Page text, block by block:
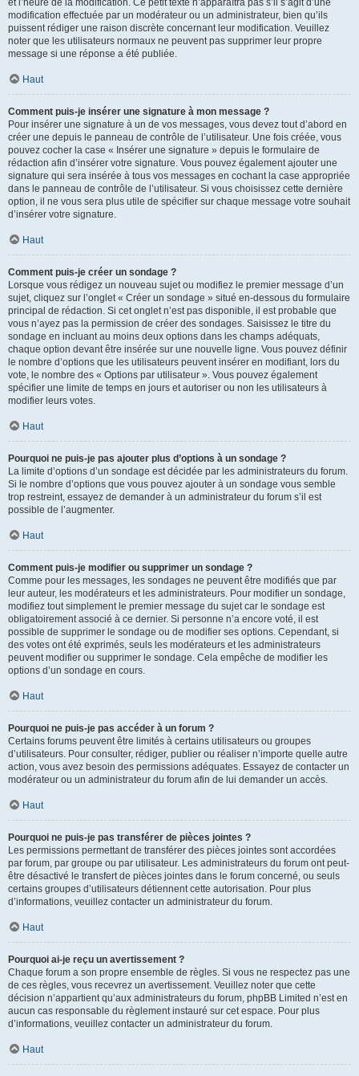
et l’heure de la modification. Ce petit texte n’apparaîtra pas s’il s’agit d’une
modification effectuée par un modérateur ou un administrateur, bien qu’ils
puissent rédiger une raison discrète concernant leur modification. Veuillez
noter que les utilisateurs normaux ne peuvent pas supprimer leur propre
message si une réponse a été publiée.
Haut
Comment puis-je insérer une signature à mon message ?
Pour insérer une signature à un de vos messages, vous devez tout d’abord en
créer une depuis le panneau de contrôle de l’utilisateur. Une fois créée, vous
pouvez cocher la case « Insérer une signature » depuis le formulaire de
rédaction afin d’insérer votre signature. Vous pouvez également ajouter une
signature qui sera insérée à tous vos messages en cochant la case appropriée
dans le panneau de contrôle de l’utilisateur. Si vous choisissez cette dernière
option, il ne vous sera plus utile de spécifier sur chaque message votre souhait
d’insérer votre signature.
Haut
Comment puis-je créer un sondage ?
Lorsque vous rédigez un nouveau sujet ou modifiez le premier message d’un
sujet, cliquez sur l’onglet « Créer un sondage » situé en-dessous du formulaire
principal de rédaction. Si cet onglet n’est pas disponible, il est probable que
vous n’ayez pas la permission de créer des sondages. Saisissez le titre du
sondage en incluant au moins deux options dans les champs adéquats,
chaque option devant être insérée sur une nouvelle ligne. Vous pouvez définir
le nombre d’options que les utilisateurs peuvent insérer en modifiant, lors du
vote, le nombre des « Options par utilisateur ». Vous pouvez également
spécifier une limite de temps en jours et autoriser ou non les utilisateurs à
modifier leurs votes.
Haut
Pourquoi ne puis-je pas ajouter plus d’options à un sondage ?
La limite d’options d’un sondage est décidée par les administrateurs du forum.
Si le nombre d’options que vous pouvez ajouter à un sondage vous semble
trop restreint, essayez de demander à un administrateur du forum s’il est
possible de l’augmenter.
Haut
Comment puis-je modifier ou supprimer un sondage ?
Comme pour les messages, les sondages ne peuvent être modifiés que par
leur auteur, les modérateurs et les administrateurs. Pour modifier un sondage,
modifiez tout simplement le premier message du sujet car le sondage est
obligatoirement associé à ce dernier. Si personne n’a encore voté, il est
possible de supprimer le sondage ou de modifier ses options. Cependant, si
des votes ont été exprimés, seuls les modérateurs et les administrateurs
peuvent modifier ou supprimer le sondage. Cela empêche de modifier les
options d’un sondage en cours.
Haut
Pourquoi ne puis-je pas accéder à un forum ?
Certains forums peuvent être limités à certains utilisateurs ou groupes
d’utilisateurs. Pour consulter, rédiger, publier ou réaliser n’importe quelle autre
action, vous avez besoin des permissions adéquates. Essayez de contacter un
modérateur ou un administrateur du forum afin de lui demander un accès.
Haut
Pourquoi ne puis-je pas transférer de pièces jointes ?
Les permissions permettant de transférer des pièces jointes sont accordées
par forum, par groupe ou par utilisateur. Les administrateurs du forum ont peut-
être désactivé le transfert de pièces jointes dans le forum concerné, ou seuls
certains groupes d’utilisateurs détiennent cette autorisation. Pour plus
d’informations, veuillez contacter un administrateur du forum.
Haut
Pourquoi ai-je reçu un avertissement ?
Chaque forum a son propre ensemble de règles. Si vous ne respectez pas une
de ces règles, vous recevrez un avertissement. Veuillez noter que cette
décision n’appartient qu’aux administrateurs du forum, phpBB Limited n’est en
aucun cas responsable du règlement instauré sur cet espace. Pour plus
d’informations, veuillez contacter un administrateur du forum.
Haut